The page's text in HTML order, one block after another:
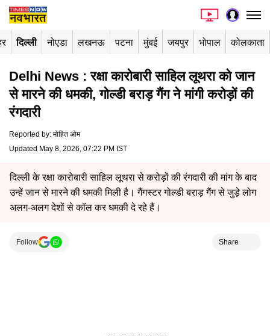
दिल्ली नोएडा लखनऊ पटना मुंबई जयपुर भोपाल कोलकाता
Delhi News : रक्षा कारोबारी साहिल लूथरा को जान
से मारने की धमकी, गोल्डी बराड़ गैंग ने मांगी करोड़ों की
रंगदारी
Reported by: मोहित ओम
Updated May 8, 2026, 07:22 PM IST
दिल्ली के रक्षा कारोबारी साहिल लूथरा से करोड़ों की रंगदारी की मांग के बाद
उन्हें जान से मारने की धमकी मिली है। गैंगस्टर गोल्डी बराड़ गैंग से जुड़े लोग
अलग-अलग देशों से कॉल कर धमकी दे रहे हैं।
Follow Share